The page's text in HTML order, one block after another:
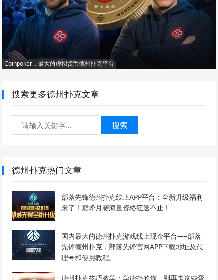
Coinpoker，最大的虚拟货币德州扑克平台
搜索更多德州扑克文章
搜索
德州扑克热门文章
部落先锋德州扑克线上APP平台：全新升级福利
来了！巅峰月赛海量资格狂送不止！
国内最大的德州扑克游戏线上现金平台—–部落
先锋德州扑克，部落先锋官网APP下载地址及代
理号和使用教程。
德州扑克技巧教学：学德扑的你，别再走这些弯